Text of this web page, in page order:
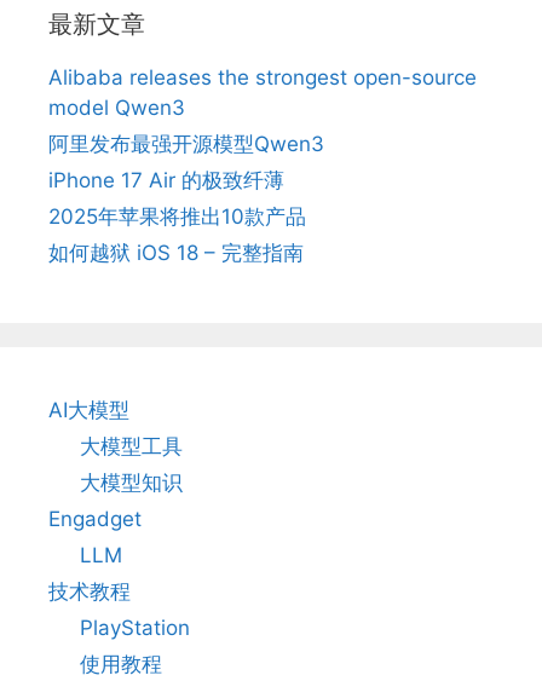
最新文章
Alibaba releases the strongest open-source
model Qwen3
阿里发布最强开源模型Qwen3
iPhone 17 Air 的极致纤薄
2025年苹果将推出10款产品
如何越狱 iOS 18 – 完整指南
AI大模型
大模型工具
大模型知识
Engadget
LLM
技术教程
PlayStation
使用教程